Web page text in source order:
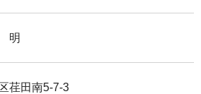
明
荏田南5-7-3